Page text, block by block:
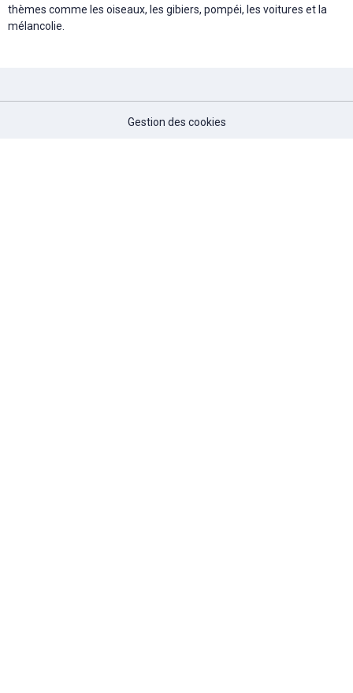
thèmes comme les oiseaux, les gibiers, pompéi, les voitures et la
mélancolie.
Gestion des cookies